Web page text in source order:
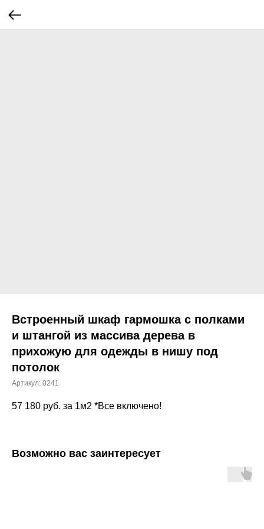
Встроенный шкаф гармошка с полками
и штангой из массива дерева в
прихожую для одежды в нишу под
потолок
Артикул: 0241
57 180 руб. за 1м2 *Все включено!
Возможно вас заинтересует